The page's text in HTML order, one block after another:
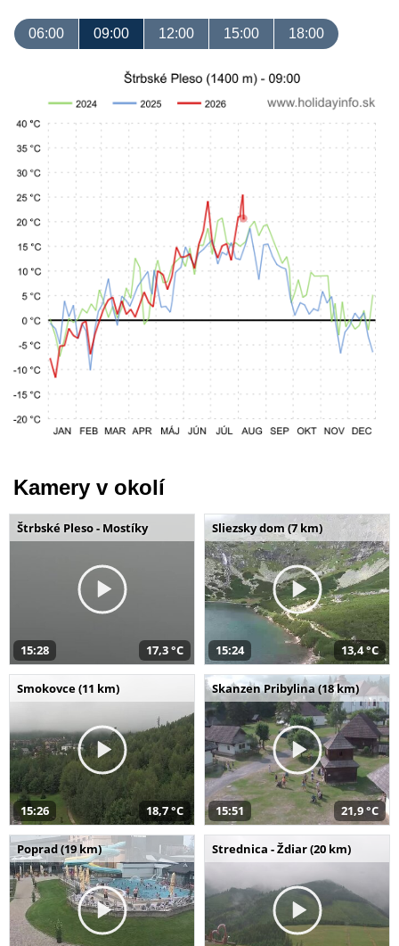
06:00 09:00 12:00 15:00 18:00
Kamery v okolí
Štrbské Pleso - Mostíky
15:28 17,3 °C
Sliezsky dom (7 km)
15:24 13,4 °C
Smokovce (11 km)
15:26 18,7 °C
Skanzen Pribylina (18 km)
15:51 21,9 °C
Poprad (19 km) Strednica - Ždiar (20 km)